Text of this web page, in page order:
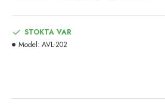
STOKTA VAR
Model: AVL-202